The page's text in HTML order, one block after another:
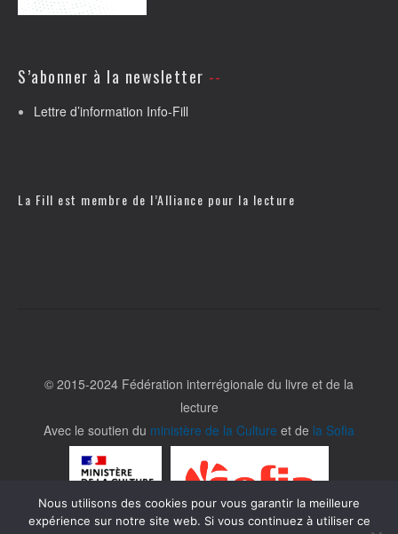
S’abonner à la newsletter
Lettre d’information Info-Fill
La Fill est membre de l’Alliance pour la lecture
© 2015-2024 Fédération interrégionale du livre et de la
lecture
Avec le soutien du ministère de la Culture et de la Sofia
Nous utilisons des cookies pour vous garantir la meilleure
expérience sur notre site web. Si vous continuez à utiliser ce